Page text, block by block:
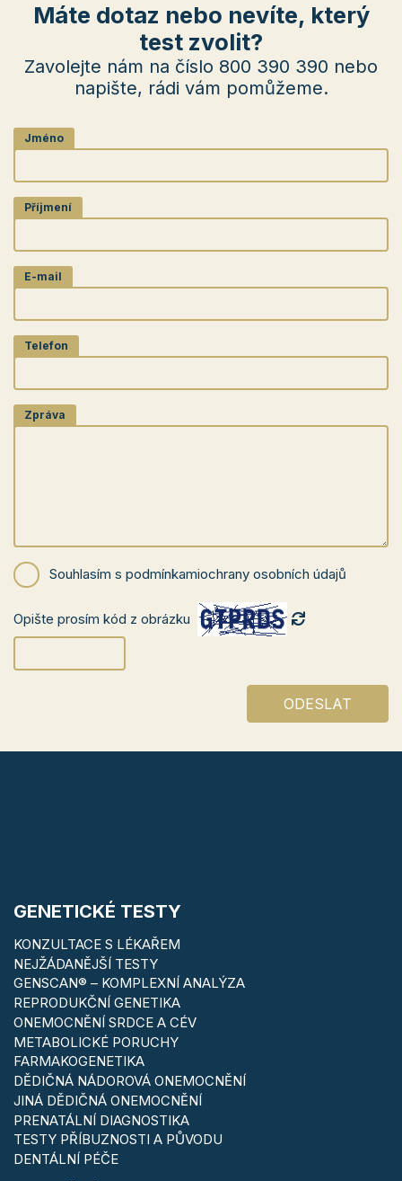
Máte dotaz nebo nevíte, který
test zvolit?
Zavolejte nám na číslo 800 390 390 nebo
napište, rádi vám pomůžeme.
Jméno
Příjmení
E-mail
Telefon
Zpráva
Souhlasím s podmínkamiochrany osobních údajů
Opište prosím kód z obrázku
ODESLAT
GENETICKÉ TESTY
KONZULTACE S LÉKAŘEM
NEJŽÁDANĚJŠÍ TESTY
GENSCAN® – KOMPLEXNÍ ANALÝZA
REPRODUKČNÍ GENETIKA
ONEMOCNĚNÍ SRDCE A CÉV
METABOLICKÉ PORUCHY
FARMAKOGENETIKA
DĚDIČNÁ NÁDOROVÁ ONEMOCNĚNÍ
JINÁ DĚDIČNÁ ONEMOCNĚNÍ
PRENATÁLNÍ DIAGNOSTIKA
TESTY PŘÍBUZNOSTI A PŮVODU
DENTÁLNÍ PÉČE